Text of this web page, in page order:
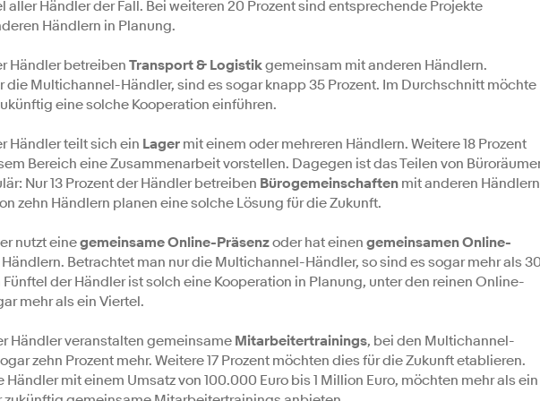
aller Händler der Fall. Bei weiteren 20 Prozent sind entsprechende Projekte
Händlern in Planung.
Händler betreiben Transport & Logistikgemeinsam mit anderen Händlern.
die Multichannel-Händler, sind es sogar knapp 35 Prozent. Im Durchschnitt möchte
eine solche Kooperation einführen.
Händler teilt sich ein Lager mit einem oder mehreren Händlern. Weitere 18 Prozent
Bereich eine Zusammenarbeit vorstellen. Dagegen ist das Teilen von
Nur 13 Prozent der Händler betreiben Bürogemeinschaften mit anderen
zehn Händlern planen eine solche Lösung für die Zukunft.
nutzt einegemeinsame Online-Präsenzoder hat einen gemeinsamen Online-
Betrachtet man nur die Multichannel-Händler, so sind es sogar mehr als 30
Fünftel der Händler ist solch eine Kooperation in Planung, unter den reinen Online-
mehr als ein Viertel.
Händler veranstalten gemeinsame Mitarbeitertrainings, bei den Multichannel-
zehn Prozent mehr. Weitere 17 Prozent möchten dies für die Zukunft etablieren.
mit einem Umsatz von 100.000 Euro bis 1 Million Euro, möchten mehr als ein